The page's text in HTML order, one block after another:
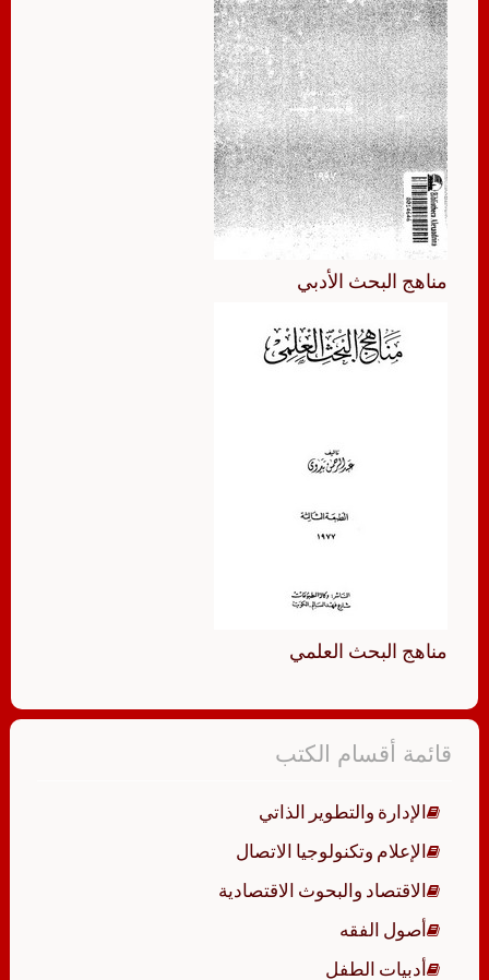
مناهج البحث الأدبي
مناهج البحث العلمي
قائمة أقسام الكتب
الإدارة والتطوير الذاتي
الإعلام وتكنولوجيا الاتصال
الاقتصاد والبحوث الاقتصادية
أصول الفقه
أدبيات الطفل